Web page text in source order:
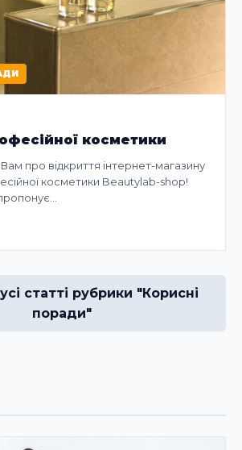
косметики
про відкриття інтернет-магазину
косметики Beautylab-shop!
статті рубрики "Корисні
поради"